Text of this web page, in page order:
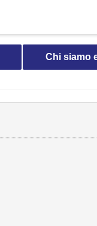
Chi siamo